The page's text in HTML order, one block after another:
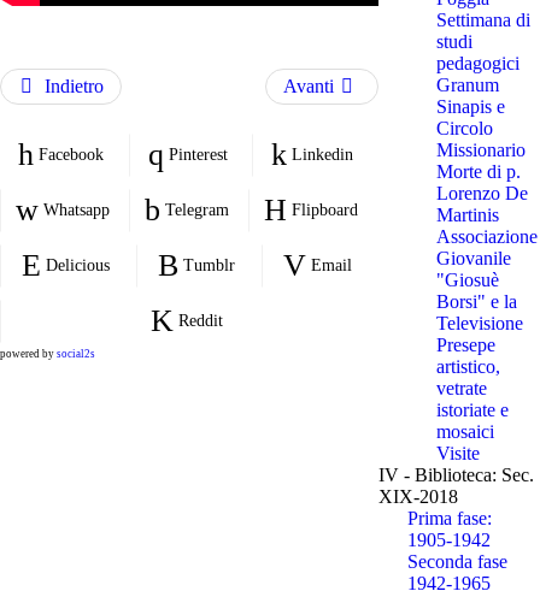
Indietro Avanti
Facebook Pinterest Linkedin
Whatsapp Telegram Flipboard
Delicious Tumblr Email
Reddit
powered by social2s
Settimana di
studi
pedagogici
Granum
Sinapis e
Circolo
Missionario
Morte di p.
Lorenzo De
Martinis
Associazione
Giovanile
"Giosuè
Borsi" e la
Televisione
Presepe
artistico,
vetrate
istoriate e
mosaici
Visite
IV - Biblioteca: Sec.
XIX-2018
Prima fase:
1905-1942
Seconda fase
1942-1965